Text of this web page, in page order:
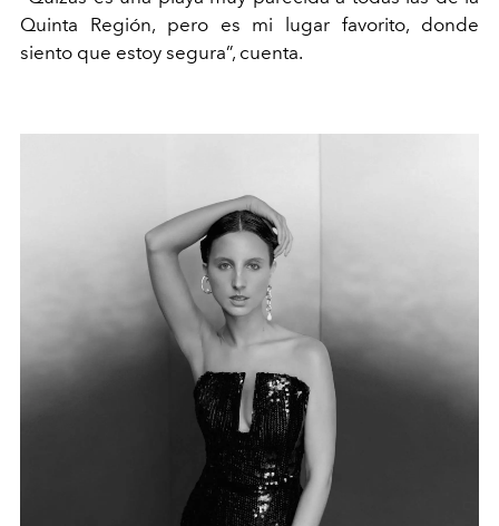
Quinta Región, pero es mi lugar favorito, donde
siento que estoy segura”, cuenta.